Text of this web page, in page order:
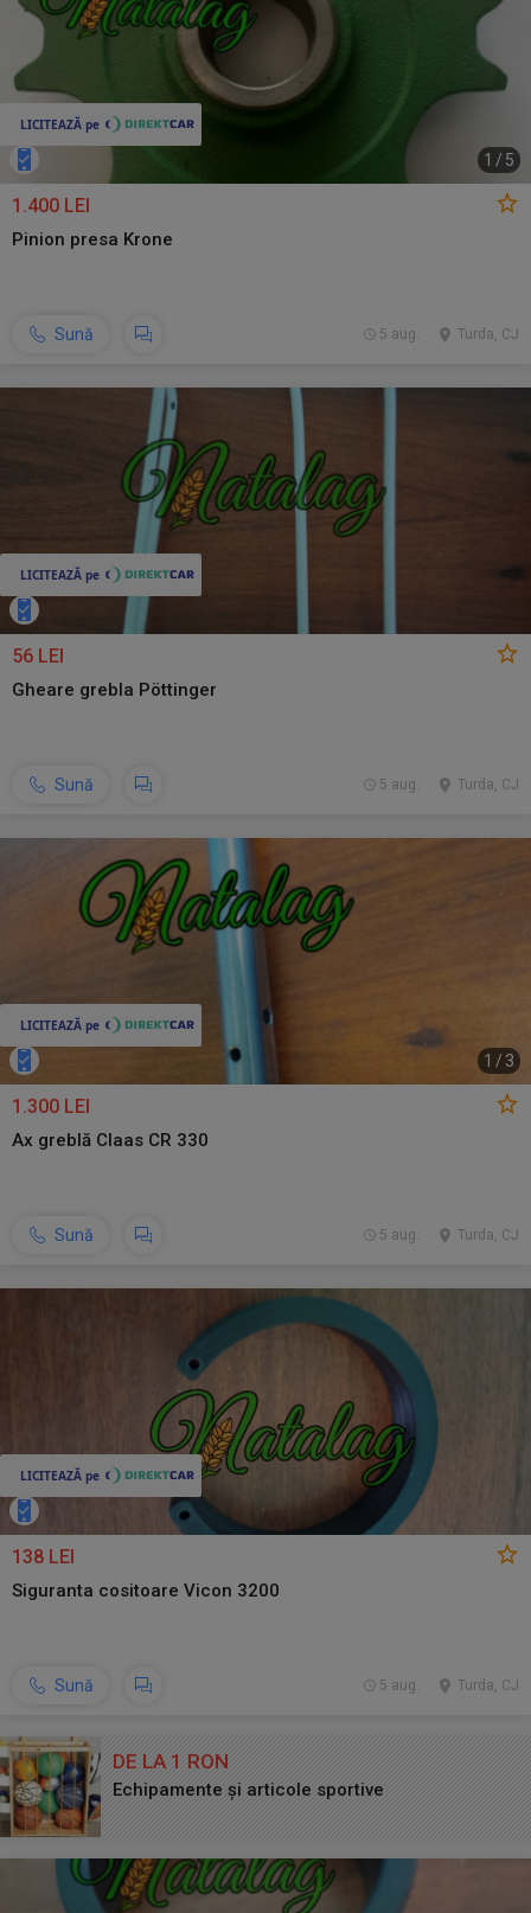
1 / 5
1.400 LEI
Pinion presa Krone
Sună Turda, CJ
5 aug.
56 LEI
Gheare grebla Pöttinger
Sună Turda, CJ
5 aug.
1 / 3
1.300 LEI
Ax greblă Claas CR 330
Sună Turda, CJ
5 aug.
138 LEI
Siguranta cositoare Vicon 3200
Sună Turda, CJ
5 aug.
DE LA 1 RON
Echipamente și articole sportive